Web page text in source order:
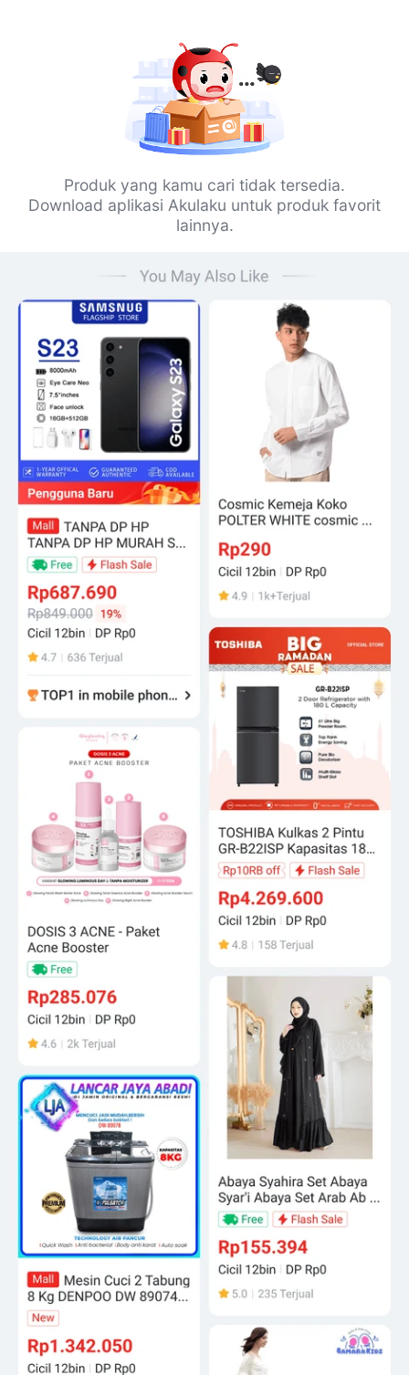
Produk yang kamu cari tidak tersedia.
Download aplikasi Akulaku untuk produk favorit
lainnya.